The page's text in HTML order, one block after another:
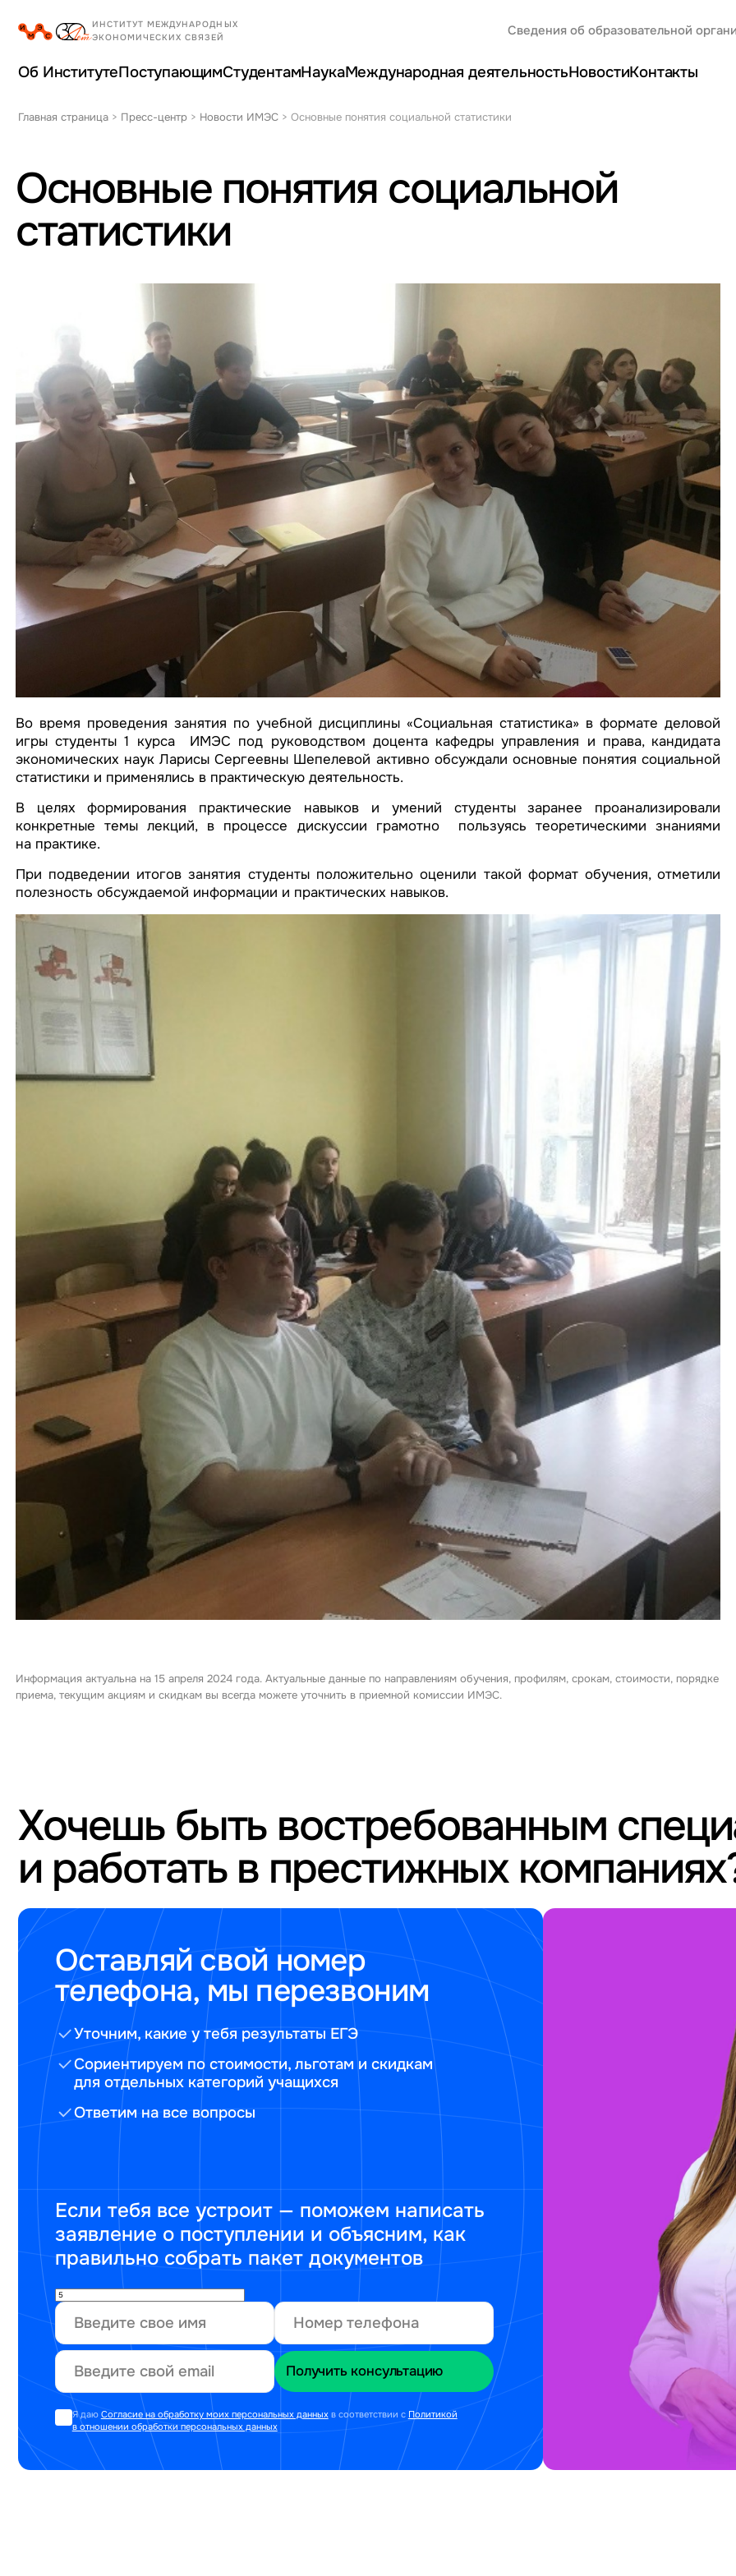
Сведения об образовательной
Об ИнститутеПоступающимСтудентамНаукаМеждународная деятельностьНовостиКонтакты
Главная страница > Пресс-центр > Новости ИМЭС >Основные понятия социальной статистики
Основные понятия социальной
статистики
Во время проведения занятия по учебной дисциплины «Социальная статистика» в формате деловой
игры студенты 1 курса ИМЭС под руководством доцента кафедры управления и права, кандидата
экономических наук Ларисы Сергеевны Шепелевой активно обсуждали основные понятия социальной
статистики и применялись в практическую деятельность.
В целях формирования практические навыков и умений студенты заранее проанализировали
конкретные темы лекций, в процессе дискуссии грамотно пользуясь теоретическими знаниями
на практике.
При подведении итогов занятия студенты положительно оценили такой формат обучения, отметили
полезность обсуждаемой информации и практических навыков.
Информация актуальна на 15 апреля 2024 года. Актуальные данные по направлениям обучения, профилям, срокам, стоимости, порядке
приема, текущим акциям и скидкам вы всегда можете уточнить в приемной комиссии ИМЭС.
Хочешь быть востребованным
и работать в престижных
Оставляй свой номер
телефона, мы перезвоним
Уточним, какие у тебя результаты ЕГЭ
Сориентируем по стоимости, льготам и скидкам
для отдельных категорий учащихся
Ответим на все вопросы
Если тебя все устроит — поможем написать
заявление о поступлении и объясним, как
правильно собрать пакет документов
Я даю Согласие на обработку моих персональных данныхв соответствии с Политикой
в отношении обработки персональных данных